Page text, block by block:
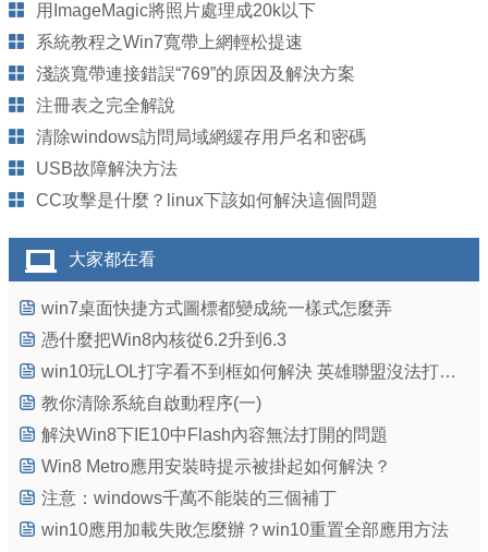
用ImageMagic將照片處理成20k以下
系統教程之Win7寬帶上網輕松提速
淺談寬帶連接錯誤“769”的原因及解決方案
注冊表之完全解說
清除windows訪問局域網緩存用戶名和密碼
USB故障解決方法
CC攻擊是什麼？linux下該如何解決這個問題
大家都在看
win7桌面快捷方式圖標都變成統一樣式怎麼弄
憑什麼把Win8內核從6.2升到6.3
win10玩LOL打字看不到框如何解決 英雄聯盟沒法打字怎麼辦
教你清除系統自啟動程序(一)
解決Win8下IE10中Flash內容無法打開的問題
Win8 Metro應用安裝時提示被掛起如何解決？
注意：windows千萬不能裝的三個補丁
win10應用加載失敗怎麼辦？win10重置全部應用方法